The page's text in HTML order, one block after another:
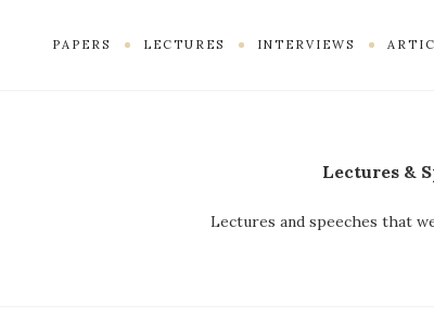
PAPERS LECTURES INTERVIEWS
Lectures &
Lectures and speeches that